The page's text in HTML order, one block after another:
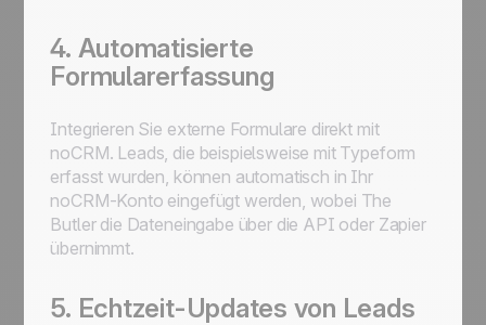
4. Automatisierte
Formularerfassung
Integrieren Sie externe Formulare direkt mit
noCRM. Leads, die beispielsweise mit Typeform
erfasst wurden, können automatisch in Ihr
noCRM-Konto eingefügt werden, wobei The
Butlerdie Dateneingabe über die API oder Zapier
übernimmt.
5. Echtzeit-Updates von Leads